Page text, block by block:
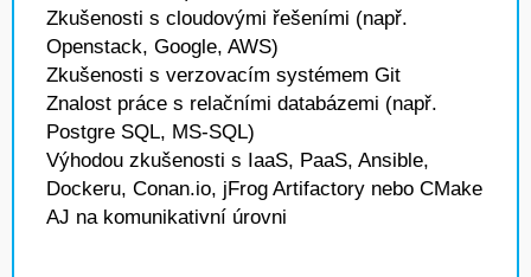
Zkušenosti s cloudovými řešeními (např.
Openstack, Google, AWS)
Zkušenosti s verzovacím systémem Git
Znalost práce s relačními databázemi (např.
Postgre SQL, MS-SQL)
Výhodou zkušenosti s IaaS, PaaS, Ansible,
Dockeru, Conan.io, jFrog Artifactory nebo CMake
AJ na komunikativní úrovni